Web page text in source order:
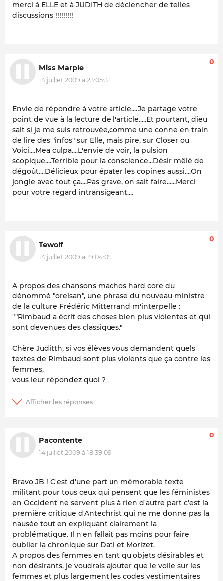
merci à ELLE et à JUDITH de déclencher de telles
discussions !!!!!!!!!
Miss Marple
14 juillet 2009 à 23:05:31
0
Envie de répondre à votre article....Je partage votre
point de vue à la lecture de l'article.....Et pourtant, dieu
sait si je me suis retrouvée,comme une conne en train
de lire des "infos" sur Elle, mais pire, sur Closer ou
Voici....Mea culpa....L'envie de voir, la pulsion
scopique....Terrible pour la conscience...Désir mêlé de
dégoût....Délicieux pour épater les copines aussi....On
jongle avec tout ça....Pas grave, on sait faire......Merci
pour votre regard intransigeant....
Tewolf
14 juillet 2009 à 19:04:09
0
A propos des chansons machos hard core du
dénommé "orelsan", une phrase du nouveau ministre
de la culture Frédéric Mitterrand m'interpelle :
""Rimbaud a écrit des choses bien plus violentes et qui
sont devenues des classiques."
Chère Juditth, si vos élèves vous demandent quels
textes de Rimbaud sont plus violents que ça contre les
femmes,
vous leur répondez quoi ?
Pacontente
14 juillet 2009 à 18:39:09
0
Bravo JB ! C'est d'une part un mémorable texte
militant pour tous ceux qui pensent que les féministes
en Occident ne servent plus à rien d'autre part c'est la
première critique d'Antechrist qui ne me donne pas la
nausée tout en expliquant clairement la
problématique. Il n'en fallait pas moins pour faire
oublier la chronique sur Dati et Morizet.
A propos des femmes en tant qu'objets désirables et
non désirants, je voudrais ajouter que le voile sur les
femmes et plus largement les codes vestimentaires